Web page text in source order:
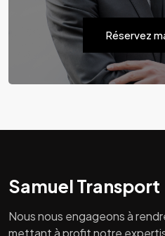
Réservez
Samuel Transport
Nous nous engageons à
mettant à profit notre